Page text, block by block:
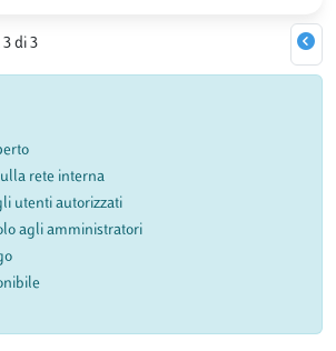
di 3
rete interna
utenti autorizzati
agli amministratori